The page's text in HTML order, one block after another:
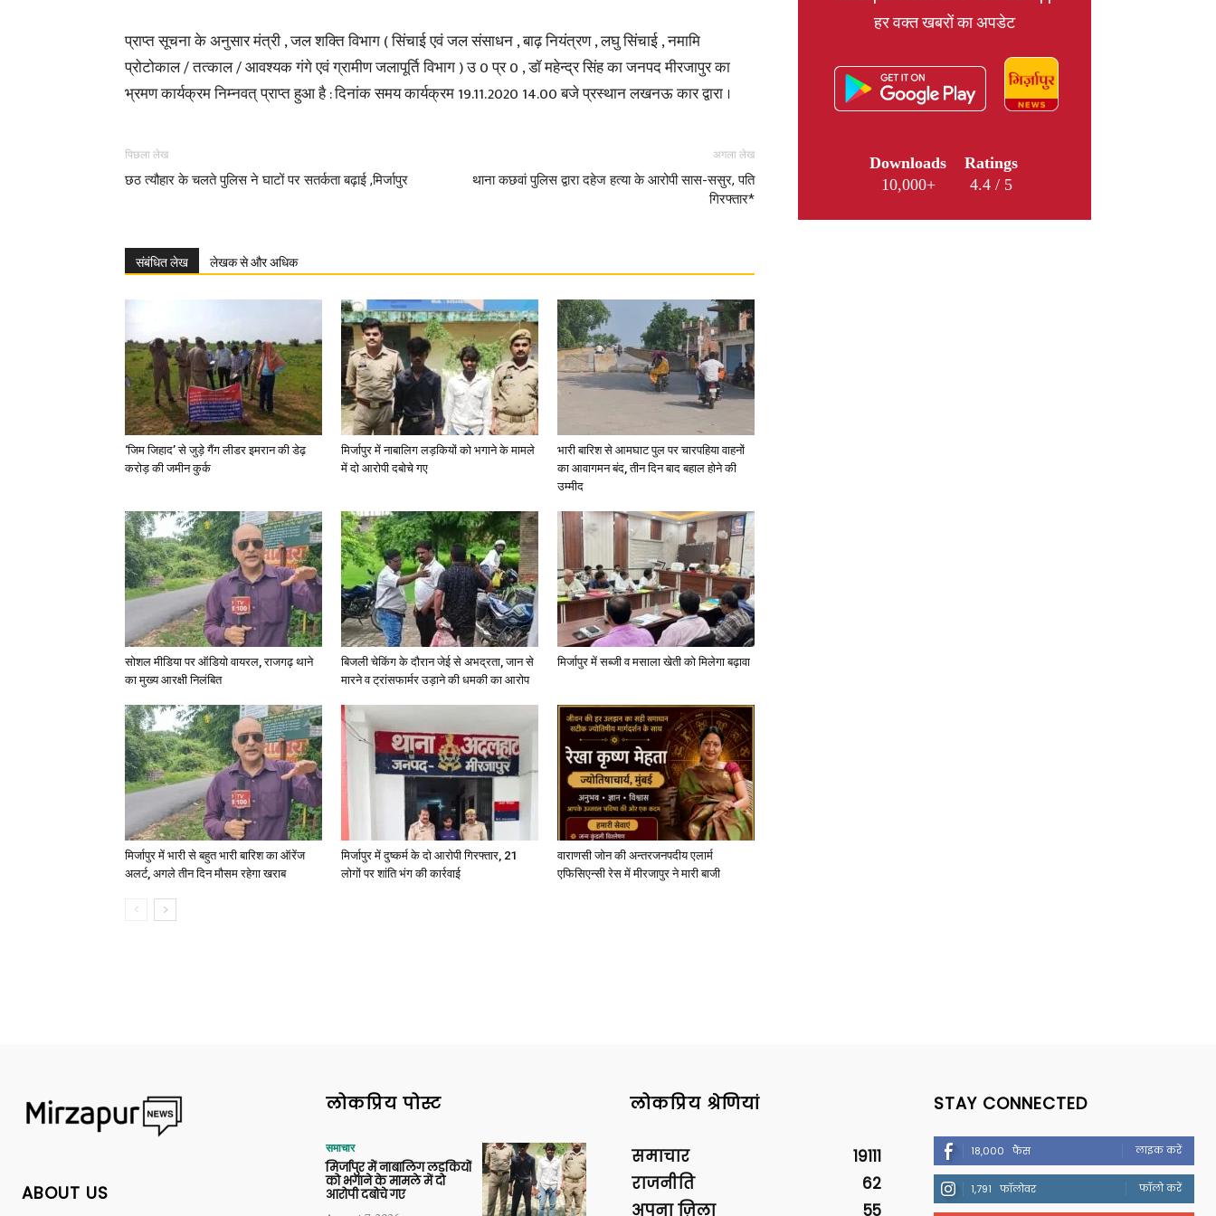
News,
News
in
Hindi,
Hindi
प्राप्त सूचना के अनुसार मंत्री , जल शक्ति विभाग ( सिंचाई एवं जल संसाधन , बाढ़ नियंत्रण , लघु सिंचाई , नमामि
प्रोटोकाल / तत्काल / आवश्यक गंगे एवं ग्रामीण जलापूर्ति विभाग ) उ 0 प्र 0 , डॉ महेन्द्र सिंह का जनपद मीरजापुर का
भ्रमण कार्यक्रम निम्नवत् प्राप्त हुआ है : दिनांक समय कार्यक्रम 19.11.2020 14.00 बजे प्रस्थान लखनऊ कार द्वारा ।
पिछला लेख
छठ त्यौहार के चलते पुलिस ने घाटों पर सतर्कता बढ़ाई ,मिर्जापुर
अगला लेख
थाना कछवां पुलिस द्वारा दहेज हत्या के आरोपी सास-ससुर, पति
गिरफ्तार*
संबंधित लेख लेखक से और अधिक
‘जिम जिहाद’ से जुड़े गैंग लीडर इमरान की डेढ़
करोड़ की जमीन कुर्क
मिर्जापुर में नाबालिग लड़कियों को भगाने के मामले
में दो आरोपी दबोचे गए
भारी बारिश से आमघाट पुल पर चारपहिया वाहनों
का आवागमन बंद, तीन दिन बाद बहाल होने की
उम्मीद
सोशल मीडिया पर ऑडियो वायरल, राजगढ़ थाने
का मुख्य आरक्षी निलंबित
बिजली चेकिंग के दौरान जेई से अभद्रता, जान से
मारने व ट्रांसफार्मर उड़ाने की धमकी का आरोप
मिर्जापुर में सब्जी व मसाला खेती को मिलेगा बढ़ावा
मिर्जापुर में भारी से बहुत भारी बारिश का ऑरेंज
अलर्ट, अगले तीन दिन मौसम रहेगा खराब
मिर्जापुर में दुष्कर्म के दो आरोपी गिरफ्तार, 21
लोगों पर शांति भंग की कार्रवाई
वाराणसी जोन की अन्तरजनपदीय एलार्म
एफिसिएन्सी रेस में मीरजापुर ने मारी बाजी
हर वक्त खबरों का अपडेट
Downloads
10,000+
Ratings
4.4 / 5
ABOUT US
लोकप्रिय पोस्ट
समाचार
मिर्जापुर में नाबालिग लड़कियों
को भगाने के मामले में दो
आरोपी दबोचे गए
लोकप्रिय श्रेणियां
समाचार
19111
राजनीति
62
अपना ज़िला
55
STAY CONNECTED
18,000 फैंस लाइक करें
1,791 फॉलोवर फॉलो करें